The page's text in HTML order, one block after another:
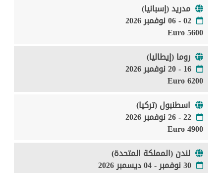
مدريد (إسبانيا)
02 - 06 نوفمبر 2026
5600 Euro
روما (إيطاليا)
16 - 20 نوفمبر 2026
6200 Euro
اسطنبول (تركيا)
22 - 26 نوفمبر 2026
4900 Euro
لندن (المملكة المتحدة)
30 نوفمبر - 04 ديسمبر 2026